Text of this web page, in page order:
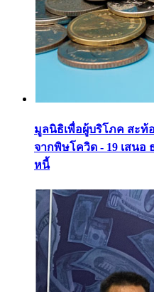
มูลนิธิเพื่อผู้บริโภค สะท้
จากพิษโควิด - 19 เสนอ
หนี้